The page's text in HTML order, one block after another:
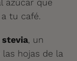
azúcar que
tu café.
stevia, un
hojas de la